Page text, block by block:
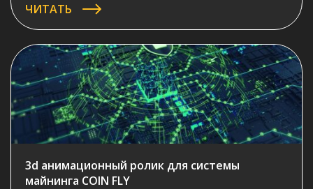
ЧИТАТЬ
3d анимационный ролик для системы
майнинга COIN FLY